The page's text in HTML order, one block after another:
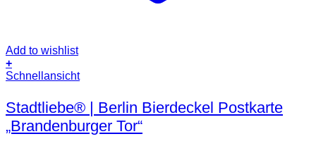
Add to wishlist
+
Schnellansicht
Stadtliebe® | Berlin Bierdeckel Postkarte
„Brandenburger Tor“